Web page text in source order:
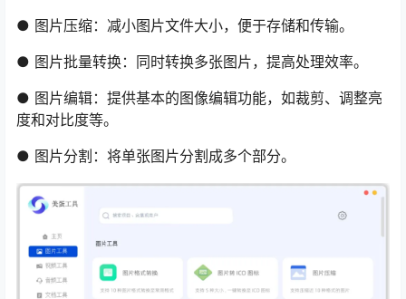
● 图片压缩：减小图片文件大小，便于存储和传输。
● 图片批量转换：同时转换多张图片，提高处理效率。
● 图片编辑：提供基本的图像编辑功能，如裁剪、调整亮
度和对比度等。
● 图片分割：将单张图片分割成多个部分。